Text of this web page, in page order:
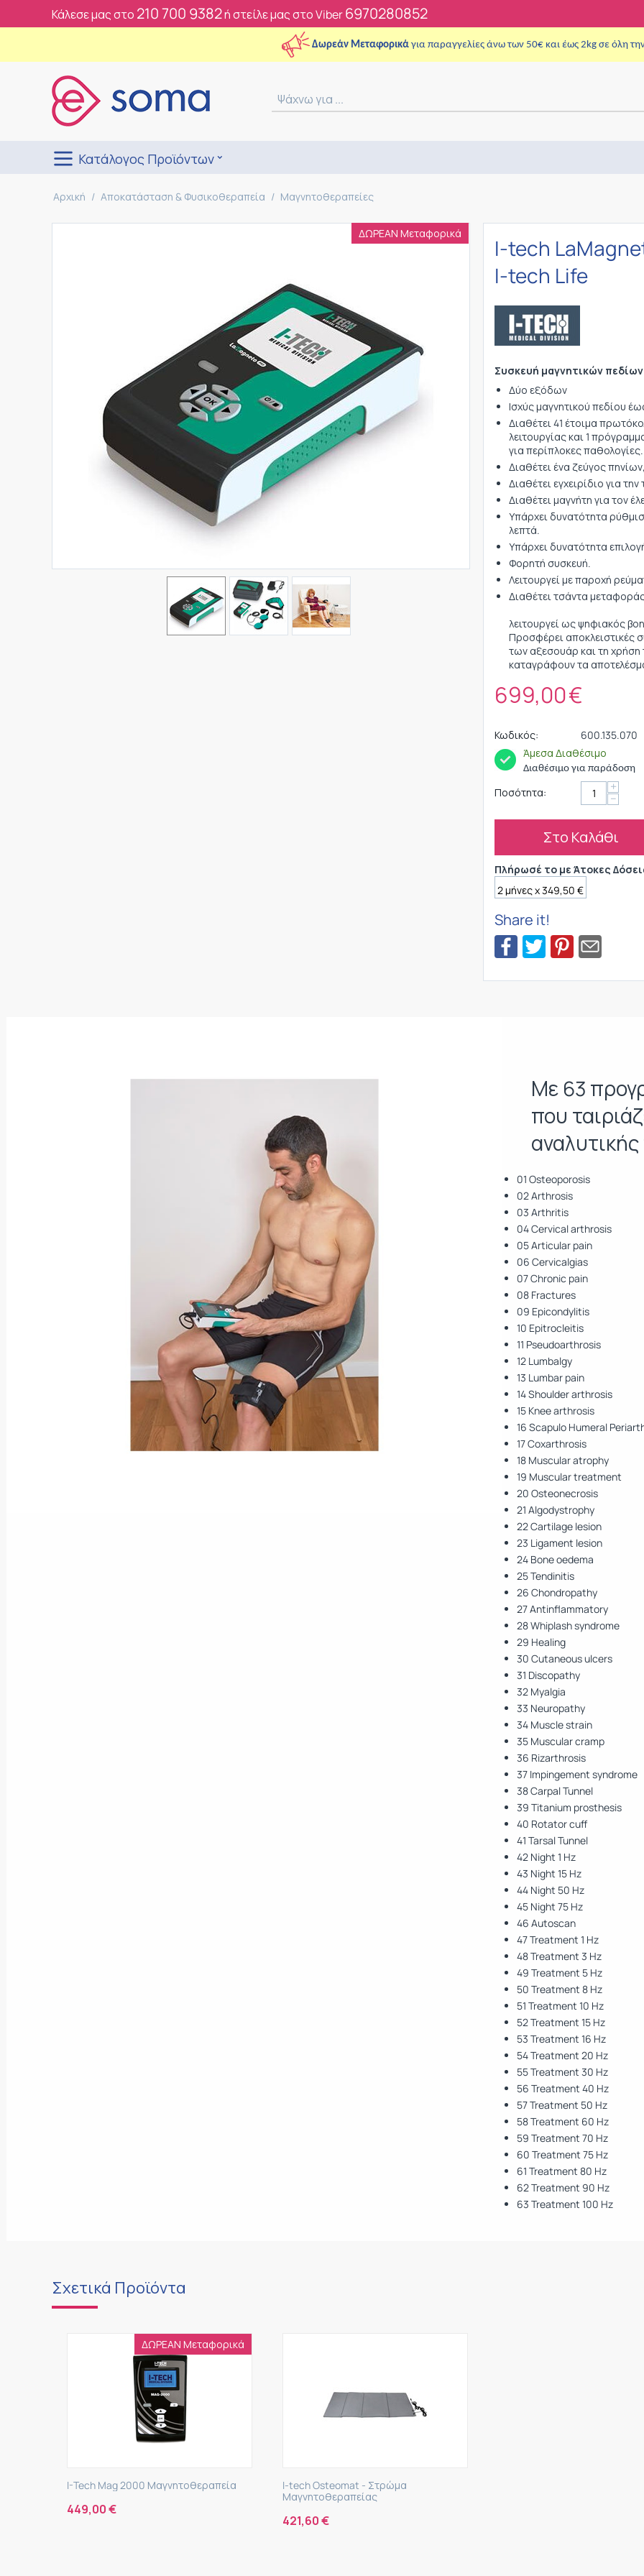
Κάλεσε μας στο 210 700 9382ή στείλε μας στο Viber6970280852
Δωρεάν Μεταφορικάγια παραγγελίες άνω των 50€ και έως 2kg σε όλη
Κατάλογος Προϊόντων
Αρχική / Αποκατάσταση & Φυσικοθεραπεία / Μαγνητοθεραπείες
ΔΩΡΕΑΝ Μεταφορικά
I-tech
I-tech Life
Συσκευή μαγνητικών
Δύο εξόδων
Ισχύς μαγνητικού πεδίου
Διαθέτει 41 έτοιμα
λειτουργίας και 1
για περίπλοκες παθολογίες.
Διαθέτει ένα ζεύγος
Διαθέτει εγχειρίδιο για
Διαθέτει μαγνήτη για τον
Υπάρχει δυνατότητα
λεπτά.
Υπάρχει δυνατότητα
Φορητή συσκευή.
Λειτουργεί με παροχή
Διαθέτει
λειτουργεί ως ψηφιακός
Προσφέρει αποκλειστικές
των αξεσουάρ και τη χρήση
καταγράφουν τα
699,00€
Κωδικός:
600.135.070
Άμεσα Διαθέσιμο
Διαθέσιμο για παράδοση
Ποσότητα: +
−
Στο Καλάθι
Πλήρωσέ το με Άτοκες
Share it!
Με 63
που
01 Osteoporosis
02 Arthrosis
03 Arthritis
04 Cervical arthrosis
05 Articular pain
06 Cervicalgias
07 Chronic pain
08 Fractures
09 Epicondylitis
10 Epitrocleitis
11 Pseudoarthrosis
12 Lumbalgy
13 Lumbar pain
14 Shoulder arthrosis
15 Knee arthrosis
16 Scapulo Humeral
17 Coxarthrosis
18 Muscular atrophy
19 Muscular treatment
20 Osteonecrosis
21 Algodystrophy
22 Cartilage lesion
23 Ligament lesion
24 Bone oedema
25 Tendinitis
26 Chondropathy
27 Antinflammatory
28 Whiplash syndrome
29 Healing
30 Cutaneous ulcers
31 Discopathy
32 Myalgia
33 Neuropathy
34 Muscle strain
35 Muscular cramp
36 Rizarthrosis
37 Impingement syndrome
38 Carpal Tunnel
39 Titanium prosthesis
40 Rotator cuff
41 Tarsal Tunnel
42 Night 1 Hz
43 Night 15 Hz
44 Night 50 Hz
45 Night 75 Hz
46 Autoscan
47 Treatment 1 Hz
48 Treatment 3 Hz
49 Treatment 5 Hz
50 Treatment 8 Hz
51 Treatment 10 Hz
52 Treatment 15 Hz
53 Treatment 16 Hz
54 Treatment 20 Hz
55 Treatment 30 Hz
56 Treatment 40 Hz
57 Treatment 50 Hz
58 Treatment 60 Hz
59 Treatment 70 Hz
60 Treatment 75 Hz
61 Treatment 80 Hz
62 Treatment 90 Hz
63 Treatment 100 Hz
Σχετικά Προϊόντα
ΔΩΡΕΑΝ Μεταφορικά
I-Tech Mag 2000 Μαγνητοθεραπεία
449,00€
I-tech Osteomat - Στρώμα
Μαγνητοθεραπείας
421,60€